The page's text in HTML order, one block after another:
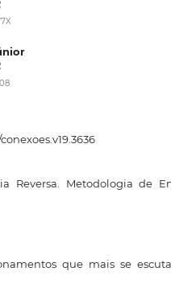
Reversa. Metodologia de
que mais se